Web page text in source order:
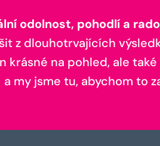
odolnost, pohodlí a
z dlouhotrvajících
na pohled, ale
my jsme tu, abychom to